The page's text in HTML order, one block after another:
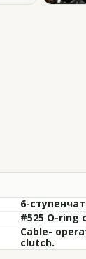
6-
#525 O-ring
Cable-
clutch.